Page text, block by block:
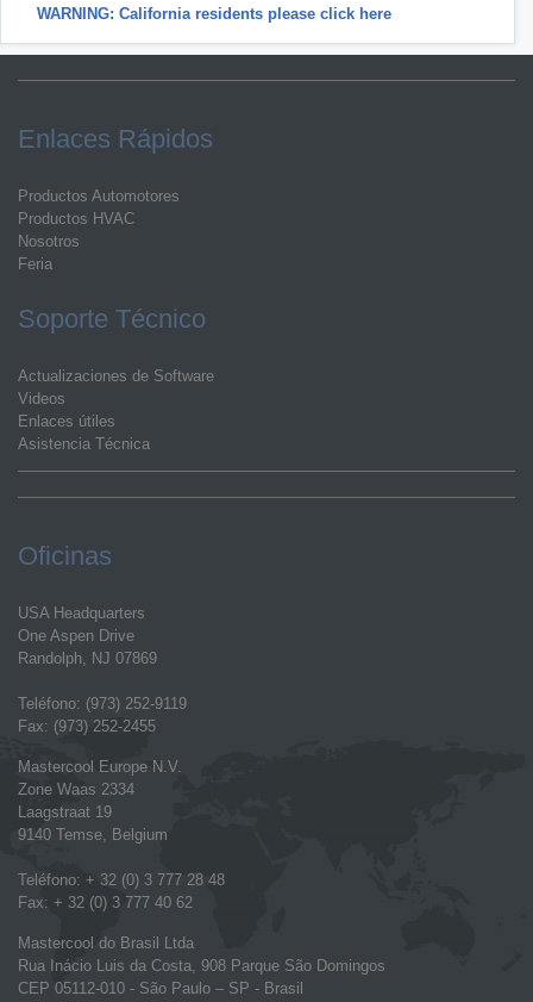
WARNING: California residents please click here
Enlaces Rápidos
Productos Automotores
Productos HVAC
Nosotros
Feria
Soporte Técnico
Actualizaciones de Software
Videos
Enlaces útiles
Asistencia Técnica
Oficinas
USA Headquarters
One Aspen Drive
Randolph, NJ 07869
Teléfono: (973) 252-9119
Fax: (973) 252-2455
Mastercool Europe N.V.
Zone Waas 2334
Laagstraat 19
9140 Temse, Belgium
Teléfono: + 32 (0) 3 777 28 48
Fax: + 32 (0) 3 777 40 62
Mastercool do Brasil Ltda
Rua Inácio Luis da Costa, 908 Parque São Domingos
CEP 05112-010 - São Paulo – SP - Brasil